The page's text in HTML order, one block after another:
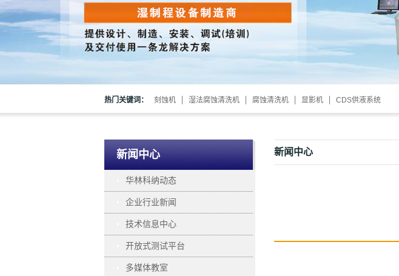
热门关键词： 刻蚀机 湿法腐蚀清洗机 腐蚀清洗机 显影机 CDS供液系统
新闻中心
华林科纳动态
企业行业新闻
技术信息中心
开放式测试平台
多媒体教室
新闻中心